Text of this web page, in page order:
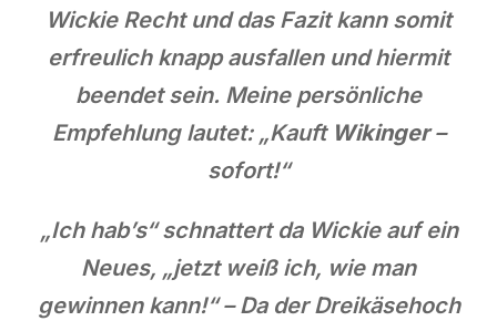
Wickie Recht und das Fazit kann somit
erfreulich knapp ausfallen und hiermit
beendet sein. Meine persönliche
Empfehlung lautet: „Kauft Wikinger–
sofort!“
„Ich hab’s“ schnattert da Wickie auf ein
Neues, „jetzt weiß ich, wie man
gewinnen kann!“ – Da der Dreikäsehoch